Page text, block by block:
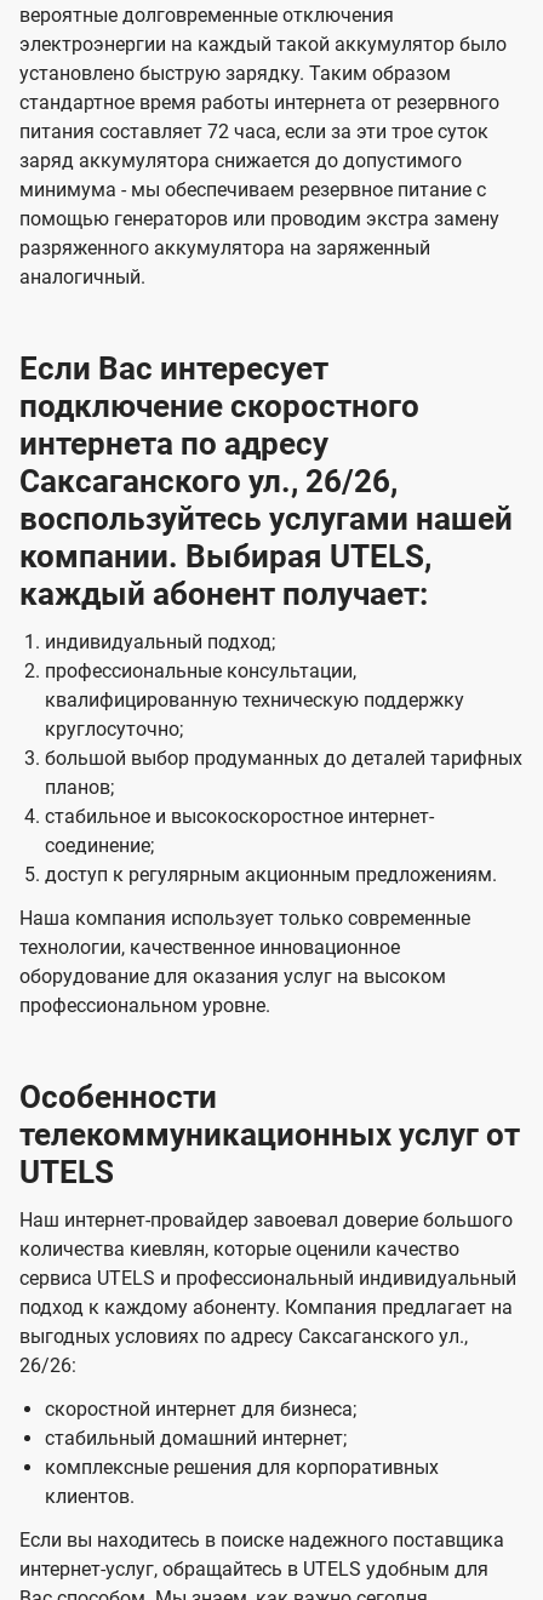
вероятные долговременные отключения
электроэнергии на каждый такой аккумулятор было
установлено быструю зарядку. Таким образом
стандартное время работы интернета от резервного
питания составляет 72 часа, если за эти трое суток
заряд аккумулятора снижается до допустимого
минимума - мы обеспечиваем резервное питание с
помощью генераторов или проводим экстра замену
разряженного аккумулятора на заряженный
аналогичный.
Если Вас интересует
подключение скоростного
интернета по адресу
Саксаганского ул., 26/26,
воспользуйтесь услугами нашей
компании. Выбирая UTELS,
каждый абонент получает:
индивидуальный подход;
профессиональные консультации,
квалифицированную техническую поддержку
круглосуточно;
большой выбор продуманных до деталей тарифных
планов;
стабильное и высокоскоростное интернет-
соединение;
доступ к регулярным акционным предложениям.
Наша компания использует только современные
технологии, качественное инновационное
оборудование для оказания услуг на высоком
профессиональном уровне.
Особенности
телекоммуникационных услуг от
UTELS
Наш интернет-провайдер завоевал доверие большого
количества киевлян, которые оценили качество
сервиса UTELS и профессиональный индивидуальный
подход к каждому абоненту. Компания предлагает на
выгодных условиях по адресу Саксаганского ул.,
26/26:
скоростной интернет для бизнеса;
стабильный домашний интернет;
комплексные решения для корпоративных
клиентов.
Если вы находитесь в поиске надежного поставщика
интернет-услуг, обращайтесь в UTELS удобным для